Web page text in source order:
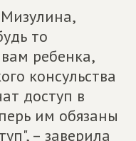
то
ребенка,
консульства
доступ в
им обязаны
– заверила